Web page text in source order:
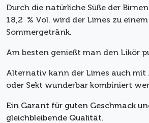
Durch die natürliche Süße der
18,2 % Vol. wird der Limes zu
Sommergetränk.
Am besten genießt man den Likör
Alternativ kann der Limes auch mit
oder Sekt wunderbar kombiniert
Ein Garant für guten Geschmack
gleichbleibende Qualität.